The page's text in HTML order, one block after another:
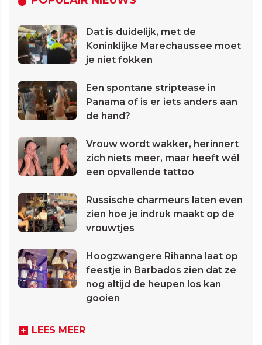
Dat is duidelijk, met de
Koninklijke Marechaussee moet
je niet fokken
Een spontane striptease in
Panama of is er iets anders aan
de hand?
Vrouw wordt wakker, herinnert
zich niets meer, maar heeft wél
een opvallende tattoo
Russische charmeurs laten even
zien hoe je indruk maakt op de
vrouwtjes
Hoogzwangere Rihanna laat op
feestje in Barbados zien dat ze
nog altijd de heupen los kan
gooien
LEES MEER